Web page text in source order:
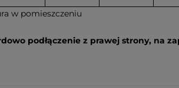
w pomieszczeniu
podłączenie z prawej strony, na